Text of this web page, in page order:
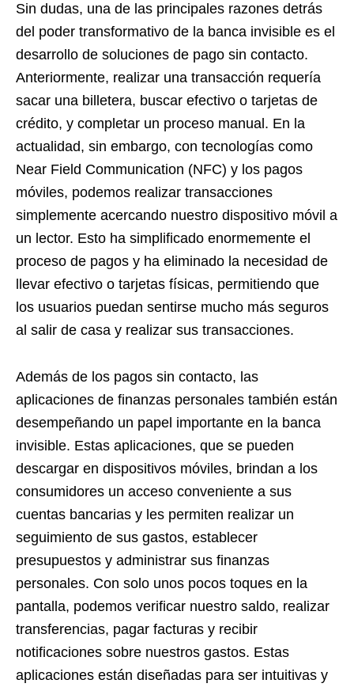
Sin dudas, una de las principales razones detrás
del poder transformativo de la banca invisible es el
desarrollo de soluciones de pago sin contacto.
Anteriormente, realizar una transacción requería
sacar una billetera, buscar efectivo o tarjetas de
crédito, y completar un proceso manual. En la
actualidad, sin embargo, con tecnologías como
Near Field Communication (NFC) y los pagos
móviles, podemos realizar transacciones
simplemente acercando nuestro dispositivo móvil a
un lector. Esto ha simplificado enormemente el
proceso de pagos y ha eliminado la necesidad de
llevar efectivo o tarjetas físicas, permitiendo que
los usuarios puedan sentirse mucho más seguros
al salir de casa y realizar sus transacciones.
Además de los pagos sin contacto, las
aplicaciones de finanzas personales también están
desempeñando un papel importante en la banca
invisible. Estas aplicaciones, que se pueden
descargar en dispositivos móviles, brindan a los
consumidores un acceso conveniente a sus
cuentas bancarias y les permiten realizar un
seguimiento de sus gastos, establecer
presupuestos y administrar sus finanzas
personales. Con solo unos pocos toques en la
pantalla, podemos verificar nuestro saldo, realizar
transferencias, pagar facturas y recibir
notificaciones sobre nuestros gastos. Estas
aplicaciones están diseñadas para ser intuitivas y